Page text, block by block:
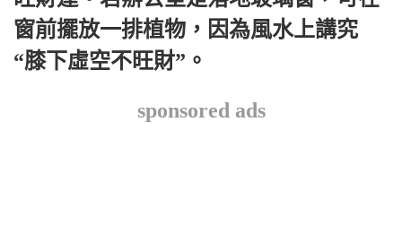
窗前擺放一排植物，因為風水上講究
“膝下虛空不旺財”。
sponsored ads